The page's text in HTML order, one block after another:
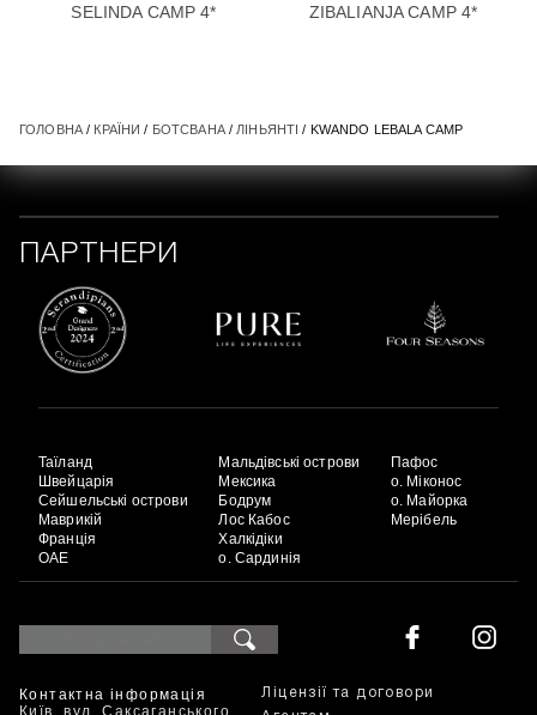
SELINDA CAMP 4* ZIBALIANJA CAMP 4*
ГОЛОВНА/ КРАЇНИ / БОТСВАНА/ ЛІНЬЯНТІ / KWANDO LEBALA CAMP
ПАРТНЕРИ
Таїланд
Швейцарія
Сейшельські острови
Маврикій
Франція
ОАЕ
Мальдівські острови
Мексика
Бодрум
Лос Кабос
Халкідіки
о. Сардинія
Пафос
о. Міконос
о. Майорка
Мерібель
Контактна інформація
Київ, вул. Саксаганського,
Ліцензії та договори